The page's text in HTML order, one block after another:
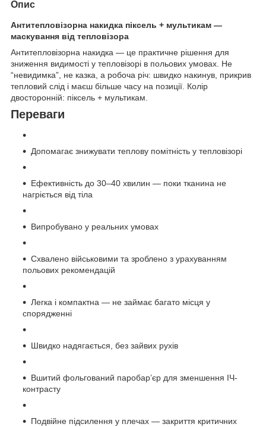
Опис
Антитепловізорна накидка піксель + мультикам —
маскування від тепловізора
Антитепловізорна накидка — це практичне рішення для
зниження видимості у тепловізорі в польових умовах. Не
“невидимка”, не казка, а робоча річ: швидко накинув, прикрив
тепловий слід і маєш більше часу на позиції. Колір
двосторонній: піксель + мультикам.
Переваги
Допомагає знижувати теплову помітність у тепловізорі
Ефективність до 30–40 хвилин — поки тканина не
нагріється від тіла
Випробувано у реальних умовах
Схвалено військовими та зроблено з урахуванням
польових рекомендацій
Легка і компактна — не займає багато місця у
спорядженні
Швидко надягається, без зайвих рухів
Вшитий фольгований паробар’єр для зменшення ІЧ-
контрасту
Подвійне підсилення у плечах — закриття критичних